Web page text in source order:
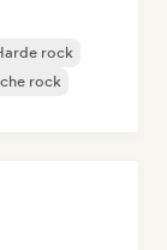
rock
rock